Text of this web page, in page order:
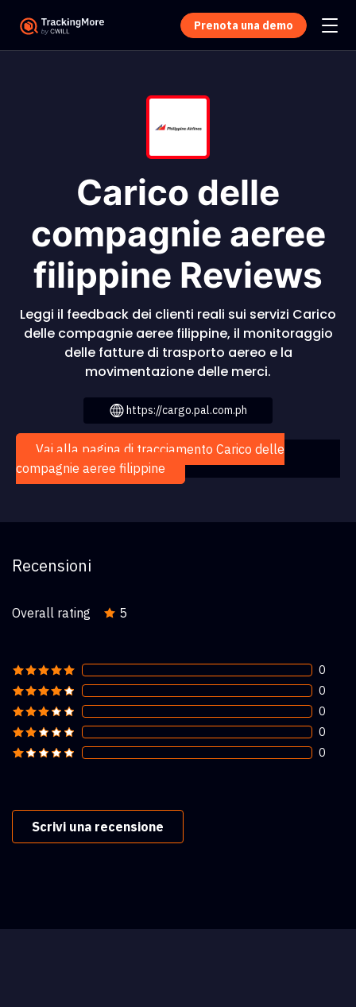
Prenota una demo
Carico delle
compagnie aeree
filippine Reviews
Leggi il feedback dei clienti reali sui servizi Carico
delle compagnie aeree filippine, il monitoraggio
delle fatture di trasporto aereo e la
movimentazione delle merci.
https://cargo.pal.com.ph
Vai alla pagina di tracciamento Carico delle
compagnie aeree filippine
Recensioni
Overall rating 5
0
0
0
0
0
Scrivi una recensione